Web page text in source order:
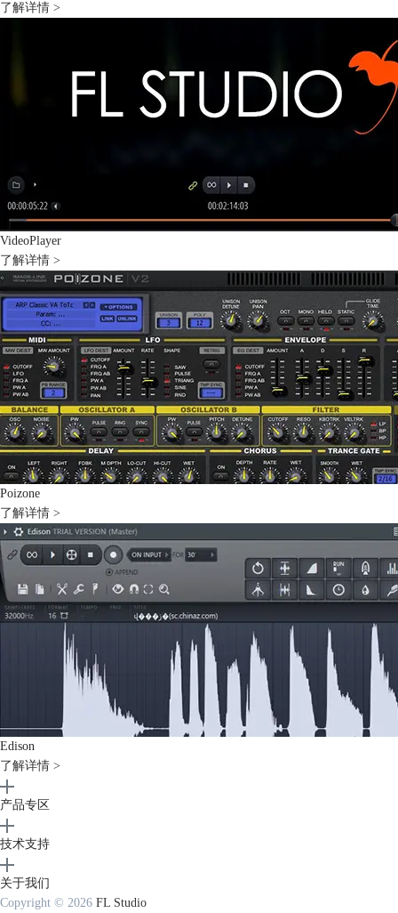
了解详情 >
VideoPlayer
了解详情 >
Poizone
了解详情 >
Edison
了解详情 >
产品专区
技术支持
关于我们
Copyright © 2026 FL Studio